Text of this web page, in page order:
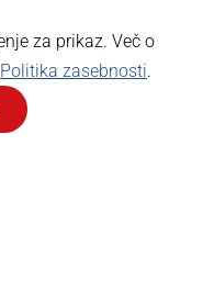
za prikaz. Več o
Politika zasebnosti.